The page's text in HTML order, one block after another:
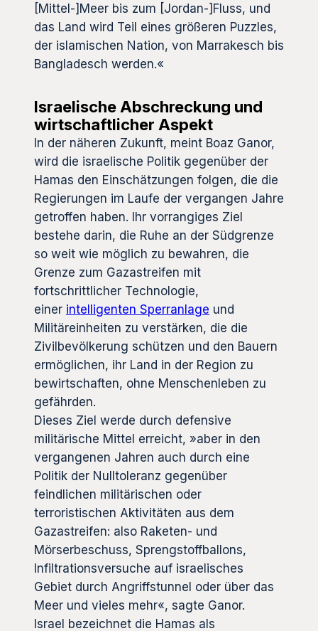
[Mittel-]Meer bis zum [Jordan-]Fluss, und
das Land wird Teil eines größeren Puzzles,
der islamischen Nation, von Marrakesch bis
Bangladesch werden.«
Israelische Abschreckung und
wirtschaftlicher Aspekt
In der näheren Zukunft, meint Boaz Ganor,
wird die israelische Politik gegenüber der
Hamas den Einschätzungen folgen, die die
Regierungen im Laufe der vergangen Jahre
getroffen haben. Ihr vorrangiges Ziel
bestehe darin, die Ruhe an der Südgrenze
so weit wie möglich zu bewahren, die
Grenze zum Gazastreifen mit
fortschrittlicher Technologie,
einer intelligenten Sperranlage und
Militäreinheiten zu verstärken, die die
Zivilbevölkerung schützen und den Bauern
ermöglichen, ihr Land in der Region zu
bewirtschaften, ohne Menschenleben zu
gefährden.
Dieses Ziel werde durch defensive
militärische Mittel erreicht, »aber in den
vergangenen Jahren auch durch eine
Politik der Nulltoleranz gegenüber
feindlichen militärischen oder
terroristischen Aktivitäten aus dem
Gazastreifen: also Raketen- und
Mörserbeschuss, Sprengstoffballons,
Infiltrationsversuche auf israelisches
Gebiet durch Angriffstunnel oder über das
Meer und vieles mehr«, sagte Ganor.
Israel bezeichnet die Hamas als